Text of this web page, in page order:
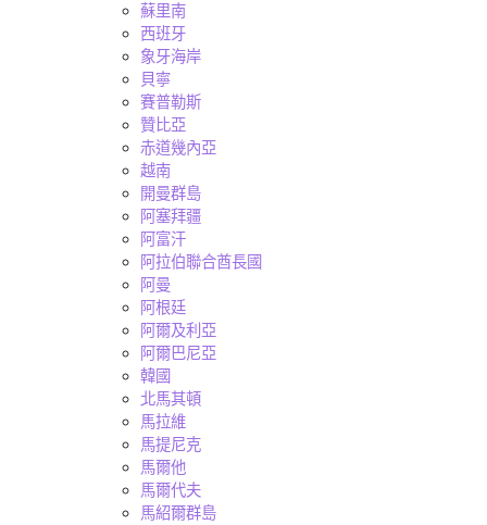
蘇里南
西班牙
象牙海岸
貝寧
賽普勒斯
贊比亞
赤道幾內亞
越南
開曼群島
阿塞拜疆
阿富汗
阿拉伯聯合酋長國
阿曼
阿根廷
阿爾及利亞
阿爾巴尼亞
韓國
北馬其頓
馬拉維
馬提尼克
馬爾他
馬爾代夫
馬紹爾群島